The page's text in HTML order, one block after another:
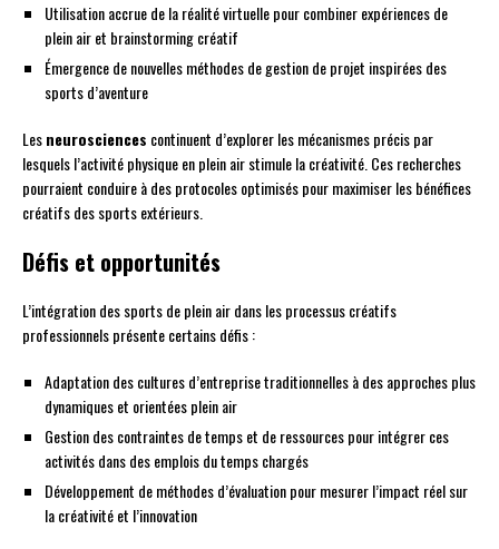
Utilisation accrue de la réalité virtuelle pour combiner expériences de
plein air et brainstorming créatif
Émergence de nouvelles méthodes de gestion de projet inspirées des
sports d’aventure
Lesneurosciences continuent d’explorer les mécanismes précis par
lesquels l’activité physique en plein air stimule la créativité. Ces recherches
pourraient conduire à des protocoles optimisés pour maximiser les bénéfices
créatifs des sports extérieurs.
Défis et opportunités
L’intégration des sports de plein air dans les processus créatifs
professionnels présente certains défis :
Adaptation des cultures d’entreprise traditionnelles à des approches plus
dynamiques et orientées plein air
Gestion des contraintes de temps et de ressources pour intégrer ces
activités dans des emplois du temps chargés
Développement de méthodes d’évaluation pour mesurer l’impact réel sur
la créativité et l’innovation